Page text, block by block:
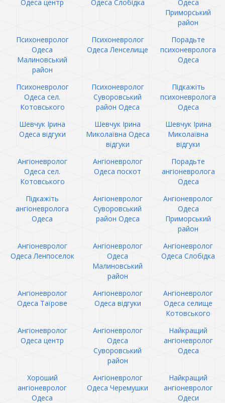
Одеса центр Одеса Слобідка
Одеса
Приморський
район
Психоневролог
Одеса
Малиновський
район
Психоневролог
Одеса Ленселище
Порадьте
психоневролога
Одеса
Психоневролог
Одеса сел.
Котовського
Психоневролог
Суворовський
район Одеса
Підкажіть
психоневролога
Одеса
Шевчук Ірина
Одеса відгуки
Шевчук Ірина
Миколаївна Одеса
відгуки
Шевчук Ірина
Миколаївна
відгуки
Ангіоневролог
Одеса сел.
Котовського
Ангіоневролог
Одеса поскот
Порадьте
ангіоневролога
Одеса
Підкажіть
ангіоневролога
Одеса
Ангіоневролог
Суворовський
район Одеса
Ангіоневролог
Одеса
Приморський
район
Ангіоневролог
Одеса Ленпоселок
Ангіоневролог
Одеса
Малиновський
район
Ангіоневролог
Одеса Слобідка
Ангіоневролог
Одеса Таїрове
Ангіоневролог
Одеса відгуки
Ангіоневролог
Одеса селище
Котовського
Ангіоневролог
Одеса центр
Ангіоневролог
Одеса
Суворовський
район
Найкращий
ангіоневролог
Одеса
Хороший
ангіоневролог
Одеса
Ангіоневролог
Одеса Черемушки
Найкращий
ангіоневролог
Одеси